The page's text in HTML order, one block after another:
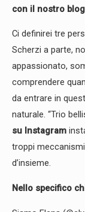
con il nostro
Ci definirei tre
Scherzi a parte,
appassionato,
comprendere
da entrare in
naturale. “Trio
su Instagram
troppi
d’insieme.
Nello specifico